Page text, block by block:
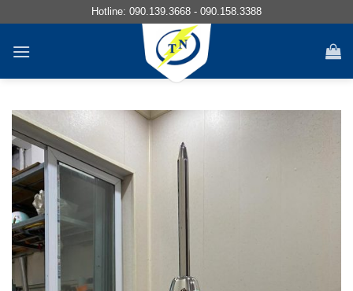
nội
Hotline: 090.139.3668 - 090.158.3388